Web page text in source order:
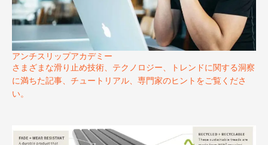
アンチスリップアカデミー
さまざまな滑り止め技術、テクノロジー、トレンドに関する洞察
に満ちた記事、チュートリアル、専門家のヒントをご覧くださ
い。